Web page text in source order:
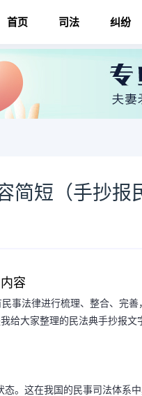
首页 司法 纠纷
简短（手抄报
容
事法律进行梳理、整合、完
给大家整理的民法典手抄报
态。这在我国的民事司法体系
简短（手抄